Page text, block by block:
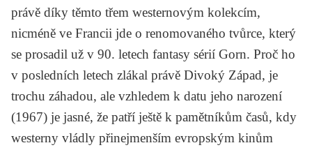
právě díky těmto třem westernovým kolekcím,
nicméně ve Francii jde o renomovaného tvůrce, který
se prosadil už v 90. letech fantasy sérií Gorn. Proč ho
v posledních letech zlákal právě Divoký Západ, je
trochu záhadou, ale vzhledem k datu jeho narození
(1967) je jasné, že patří ještě k pamětníkům časů, kdy
westerny vládly přinejmenším evropským kinům